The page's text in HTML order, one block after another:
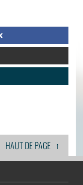
HAUT DE PAGE ↑